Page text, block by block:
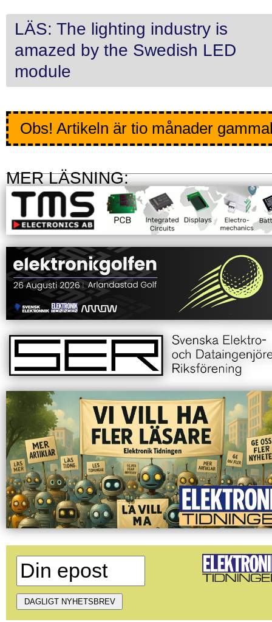
LÄS: The lighting industry is
amazed by the Swedish LED
module
Obs! Artikeln är tio månader